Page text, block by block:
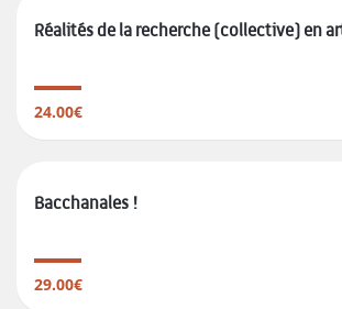
Réalités de la recherche (collective) en
24.00€
Bacchanales !
29.00€